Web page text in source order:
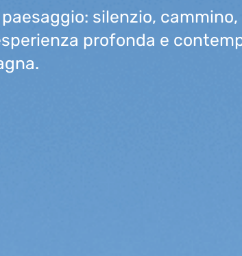
silenzio,
profonda e